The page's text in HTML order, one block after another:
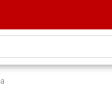
DE LAS EMPRESAS
DE LAS